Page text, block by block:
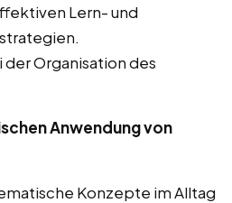
Lern- und
Organisation des
Anwendung von
Konzepte im Alltag